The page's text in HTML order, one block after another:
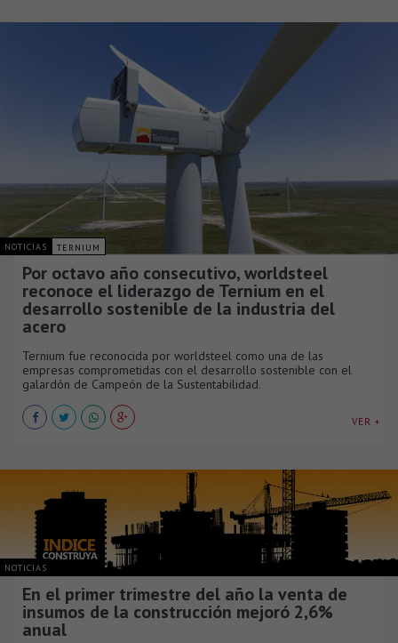
NOTICIAS TERNIUM
Por octavo año consecutivo, worldsteel
reconoce el liderazgo de Ternium en el
desarrollo sostenible de la industria del
acero
Ternium fue reconocida por worldsteel como una de las
empresas comprometidas con el desarrollo sostenible con el
galardón de Campeón de la Sustentabilidad.
VER +
NOTICIAS
En el primer trimestre del año la venta de
insumos de la construcción mejoró 2,6%
anual